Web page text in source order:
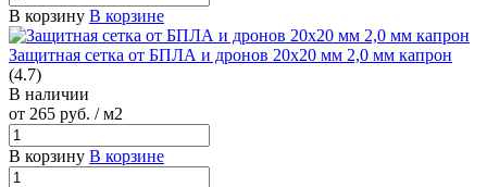
В корзину В корзине
Защитная сетка от БПЛА и дронов 20х20 мм 2,0 мм капрон
(4.7)
В наличии
от 265 руб. / м2
В корзину В корзине